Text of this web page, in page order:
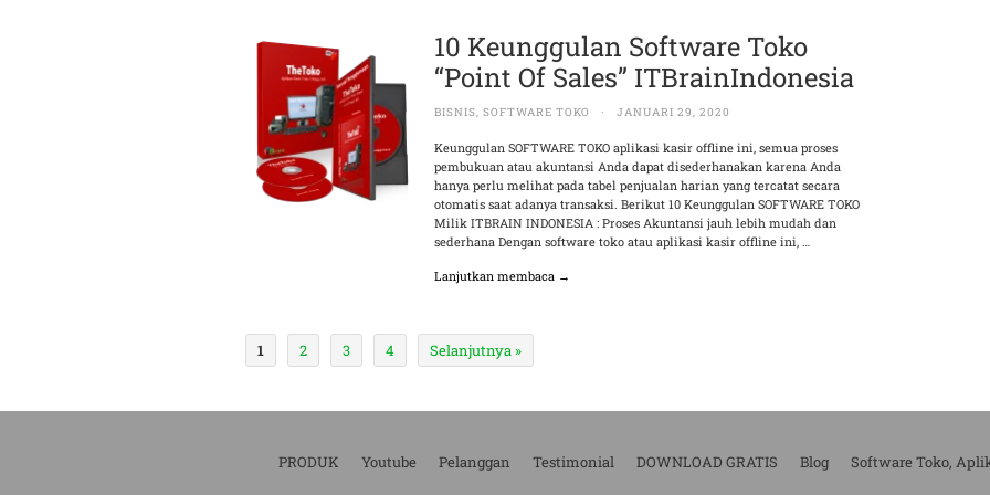
10 Keunggulan Software Toko
“Point Of Sales” ITBrainIndonesia
BISNIS,SOFTWARE TOKO · JANUARI 29, 2020
Keunggulan SOFTWARE TOKO aplikasi kasir offline ini, semua proses
pembukuan atau akuntansi Anda dapat disederhanakan karena Anda
hanya perlu melihat pada tabel penjualan harian yang tercatat secara
otomatis saat adanya transaksi. Berikut 10 Keunggulan SOFTWARE TOKO
Milik ITBRAIN INDONESIA : Proses Akuntansi jauh lebih mudah dan
sederhana Dengan software toko atau aplikasi kasir offline ini, …
Lanjutkan membaca →
1 2 3 4 Selanjutnya »
PRODUK Youtube Pelanggan Testimonial DOWNLOAD GRATIS Blog
Software Toko,